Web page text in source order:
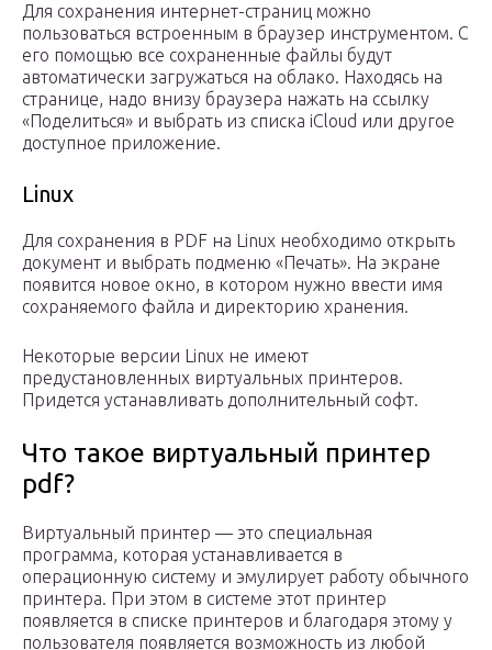
Для сохранения интернет-страниц можно
пользоваться встроенным в браузер инструментом. С
его помощью все сохраненные файлы будут
автоматически загружаться на облако. Находясь на
странице, надо внизу браузера нажать на ссылку
«Поделиться» и выбрать из списка iCloud или другое
доступное приложение.
Linux
Для сохранения в PDF на Linux необходимо открыть
документ и выбрать подменю «Печать». На экране
появится новое окно, в котором нужно ввести имя
сохраняемого файла и директорию хранения.
Некоторые версии Linux не имеют
предустановленных виртуальных принтеров.
Придется устанавливать дополнительный софт.
Что такое виртуальный принтер
pdf?
Виртуальный принтер — это специальная
программа, которая устанавливается в
операционную систему и эмулирует работу обычного
принтера. При этом в системе этот принтер
появляется в списке принтеров и благодаря этому у
пользователя появляется возможность из любой